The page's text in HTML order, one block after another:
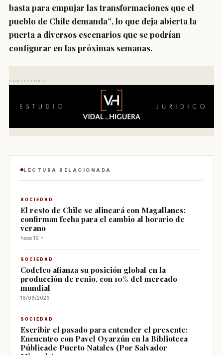
basta para empujar las transformaciones que el
pueblo de Chile demanda”, lo que deja abierta la
puerta a diversos escenarios que se podrían
configurar en las próximas semanas.
PUBLICIDAD
LECTURA RELACIONADA
SOCIEDAD
El resto de Chile se alineará con Magallanes:
confirman fecha para el cambio al horario de
verano
hace 19 h
SOCIEDAD
Codelco afianza su posición global en la
producción de renio, con 10% del mercado
mundial
16/06/2026
SOCIEDAD
Escribir el pasado para entender el presente:
Encuentro con Pavel Oyarzún en la Biblioteca
Públicade Puerto Natales (Por Salvador